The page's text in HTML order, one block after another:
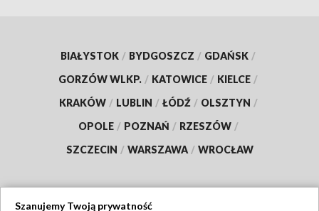
BIAŁYSTOK / BYDGOSZCZ / GDAŃSK /
GORZÓW WLKP. / KATOWICE / KIELCE /
KRAKÓW / LUBLIN / ŁÓDŹ / OLSZTYN /
OPOLE / POZNAŃ / RZESZÓW /
SZCZECIN / WARSZAWA / WROCŁAW
Szanujemy Twoją prywatność